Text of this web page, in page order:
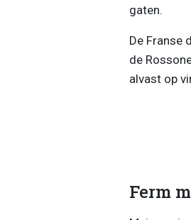
gaten.
De Franse
de
alvast op
Ferm